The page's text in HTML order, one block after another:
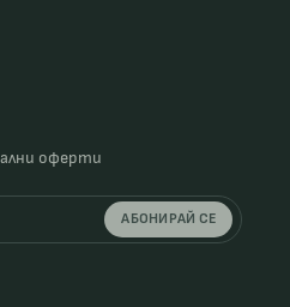
оферти
АБОНИРАЙ СЕ